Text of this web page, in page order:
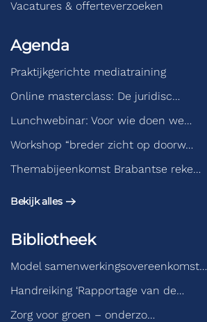
Vacatures & offerteverzoeken
Agenda
Praktijkgerichte mediatraining
Online masterclass: De juridisc…
Lunchwebinar: Voor wie doen we…
Workshop “breder zicht op doorw…
Themabijeenkomst Brabantse reke…
Bekijk alles
Bibliotheek
Model samenwerkingsovereenkomst…
Handreiking ‘Rapportage van de…
Zorg voor groen – onderzo…